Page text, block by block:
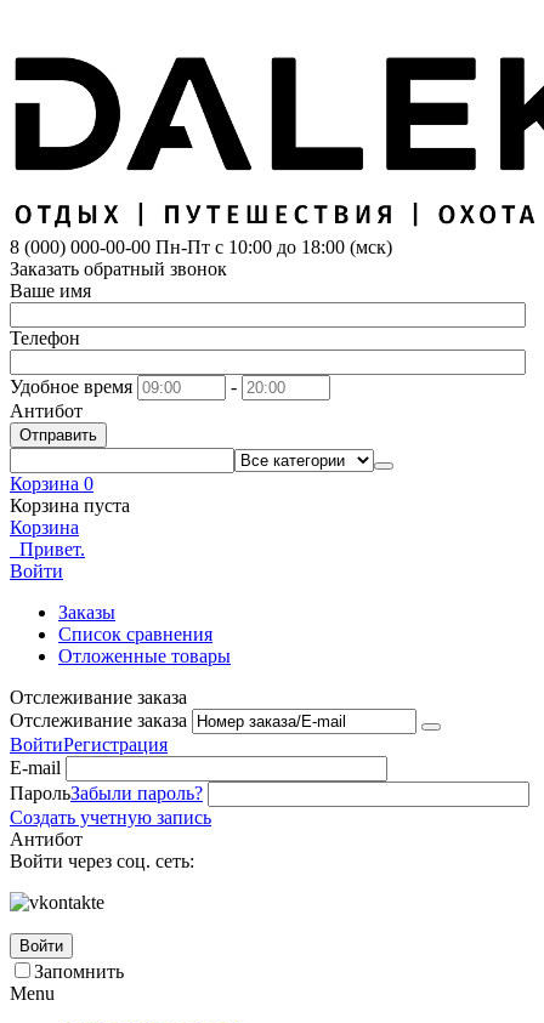
8 (000) 000-00-00 Пн-Пт с 10:00 до 18:00 (мск)
Заказать обратный звонок
Ваше имя
Телефон
Удобное время
-
Антибот
Отправить
Корзина 0
Корзина пуста
Корзина
Привет.
Войти
Заказы
Список сравнения
Отложенные товары
Отслеживание заказа
Отслеживание заказа
ВойтиРегистрация
E-mail
ПарольЗабыли пароль?
Создать учетную запись
Антибот
Войти через соц. сеть:
Войти
Запомнить
Menu